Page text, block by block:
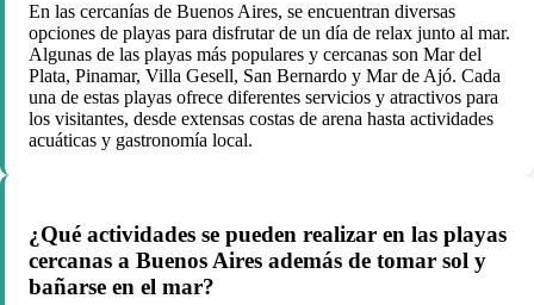
En las cercanías de Buenos Aires, se encuentran diversas
opciones de playas para disfrutar de un día de relax junto al mar.
Algunas de las playas más populares y cercanas son Mar del
Plata, Pinamar, Villa Gesell, San Bernardo y Mar de Ajó. Cada
una de estas playas ofrece diferentes servicios y atractivos para
los visitantes, desde extensas costas de arena hasta actividades
acuáticas y gastronomía local.
¿Qué actividades se pueden realizar en las playas
cercanas a Buenos Aires además de tomar sol y
bañarse en el mar?